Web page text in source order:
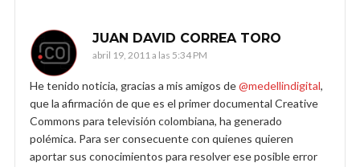
JUAN DAVID CORREA TORO
abril 19, 2011 a las 5:34 PM
He tenido noticia, gracias a mis amigos de@medellindigital,
que la afirmación de que es el primer documental Creative
Commons para televisión colombiana, ha generado
polémica. Para ser consecuente con quienes quieren
aportar sus conocimientos para resolver ese posible error